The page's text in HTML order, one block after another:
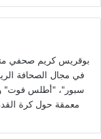
بوقريس كريم صحفي
في مجال الصحافة
سبور"، "أطلس فوت"
معمقة حول كرة